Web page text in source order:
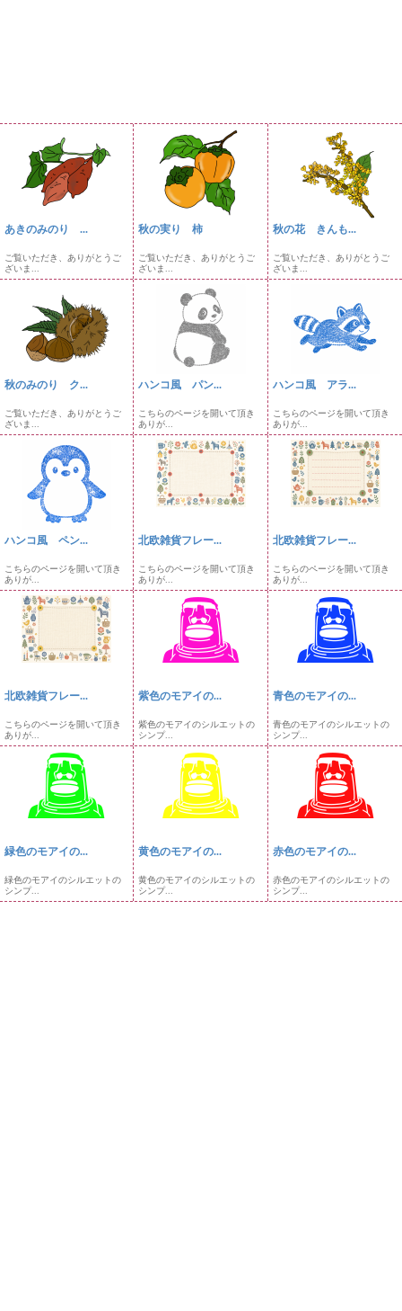
あきのみのり ...
ご覧いただき、ありがとうご
ざいま...
秋の実り 柿
ご覧いただき、ありがとうご
ざいま...
秋の花 きんも...
ご覧いただき、ありがとうご
ざいま...
秋のみのり ク...
ご覧いただき、ありがとうご
ざいま...
ハンコ風 パン...
こちらのページを開いて頂き
ありが...
ハンコ風 アラ...
こちらのページを開いて頂き
ありが...
ハンコ風 ペン...
こちらのページを開いて頂き
ありが...
北欧雑貨フレー...
こちらのページを開いて頂き
ありが...
北欧雑貨フレー...
こちらのページを開いて頂き
ありが...
北欧雑貨フレー...
こちらのページを開いて頂き
ありが...
紫色のモアイの...
紫色のモアイのシルエットの
シンプ...
青色のモアイの...
青色のモアイのシルエットの
シンプ...
緑色のモアイの...
緑色のモアイのシルエットの
シンプ...
黄色のモアイの...
黄色のモアイのシルエットの
シンプ...
赤色のモアイの...
赤色のモアイのシルエットの
シンプ...